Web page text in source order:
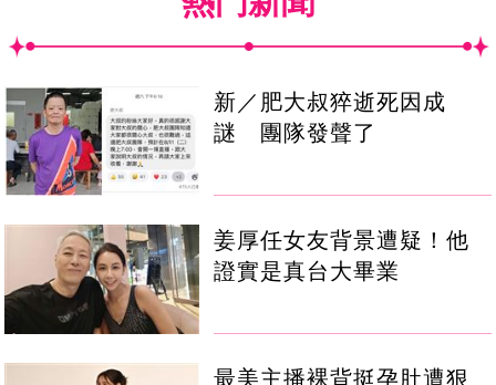
新／肥大叔猝逝死因成
謎 團隊發聲了
姜厚任女友背景遭疑！他
證實是真台大畢業
最美主播裸背挺孕肚遭狠